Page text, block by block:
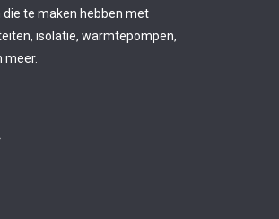
te maken hebben met
isolatie, warmtepompen,
meer.